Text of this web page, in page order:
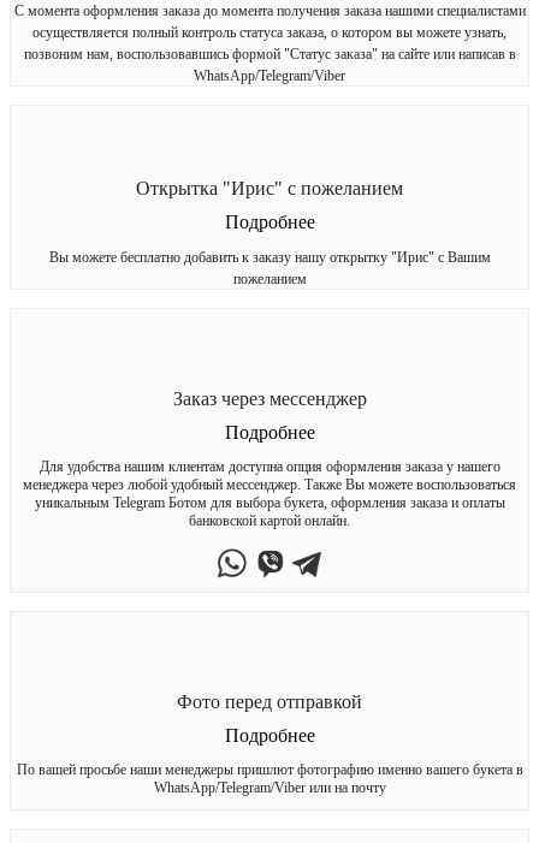
С момента оформления заказа до момента получения заказа нашими специалистами
осуществляется полный контроль статуса заказа, о котором вы можете узнать,
позвоним нам, воспользовавшись формой "Статус заказа" на сайте или написав в
WhatsApp/Telegram/Viber
Открытка "Ирис" с пожеланием
Подробнее
Вы можете бесплатно добавить к заказу нашу открытку "Ирис" с Вашим
пожеланием
Заказ через мессенджер
Подробнее
Для удобства нашим клиентам доступна опция оформления заказа у нашего
менеджера через любой удобный мессенджер. Также Вы можете воспользоваться
уникальным Telegram Ботом для выбора букета, оформления заказа и оплаты
банковской картой онлайн.
Фото перед отправкой
Подробнее
По вашей просьбе наши менеджеры пришлют фотографию именно вашего букета в
WhatsApp/Telegram/Viber или на почту